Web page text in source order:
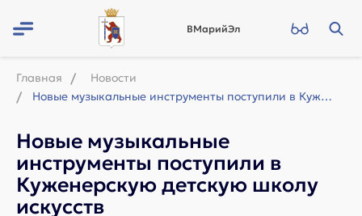
ВМарийЭл
Главная
Новости
Новые музыкальные инструменты поступили в Куженерскую детскую школу искусств
Новые музыкальные
инструменты поступили в
Куженерскую детскую школу
искусств